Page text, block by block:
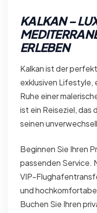
KALKAN –
ERLEBEN
Kalkan ist der
exklusiven Lifestyle,
Ruhe einer
ist ein Reiseziel, das
seinen
Beginnen Sie Ihren
passenden Service.
VIP-
und
Buchen Sie Ihren